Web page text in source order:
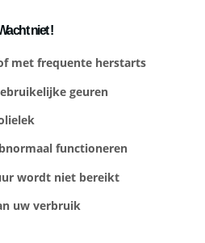
niet !
met frequente herstarts
geuren
functioneren
wordt niet bereikt
uw verbruik